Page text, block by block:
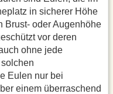
in sicherer Höhe
Brust- oder Augenhöhe
vor deren
ohne jede
Eulen nur bei
einem überraschend